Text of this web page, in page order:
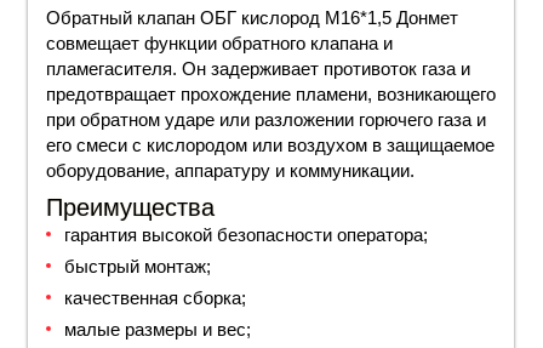
Обратный клапан ОБГ кислород М16*1,5 Донмет
совмещает функции обратного клапана и
пламегасителя. Он задерживает противоток газа и
предотвращает прохождение пламени, возникающего
при обратном ударе или разложении горючего газа и
его смеси с кислородом или воздухом в защищаемое
оборудование, аппаратуру и коммуникации.
Преимущества
гарантия высокой безопасности оператора;
быстрый монтаж;
качественная сборка;
малые размеры и вес;